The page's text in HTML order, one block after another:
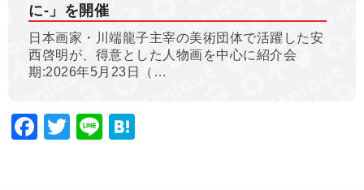
に-」を開催
日本画家・川端龍子主宰の美術団体で活躍した安
西啓明が、得意とした人物画を中心に紹介会
期:2026年5月23日（…
Facebook
Twitter
Line